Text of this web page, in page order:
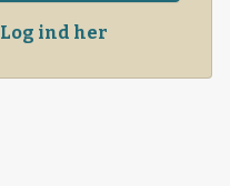
Log ind her